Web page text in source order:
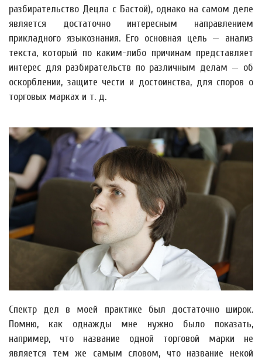
разбирательство Децла с Бастой), однако на самом деле
является достаточно интересным направлением
прикладного языкознания. Его основная цель — анализ
текста, который по каким-либо причинам представляет
интерес для разбирательств по различным делам — об
оскорблении, защите чести и достоинства, для споров о
торговых марках и т. д.
Спектр дел в моей практике был достаточно широк.
Помню, как однажды мне нужно было показать,
например, что название одной торговой марки не
является тем же самым словом, что название некой